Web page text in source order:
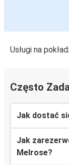
Usługi na
Często
Jak dostać
Jak
Melrose?